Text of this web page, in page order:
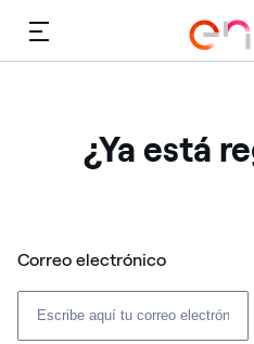
Menú
¿Ya está
Correo electrónico